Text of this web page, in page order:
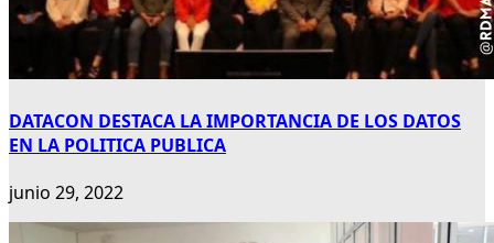
DATACON DESTACA LA IMPORTANCIA DE LOS DATOS
EN LA POLITICA PUBLICA
junio 29, 2022